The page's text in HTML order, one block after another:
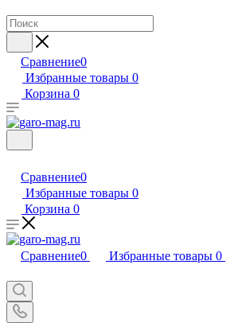
Сравнение0
Избранные товары 0
Корзина 0
Сравнение0
Избранные товары 0
Корзина 0
Сравнение0 Избранные товары 0